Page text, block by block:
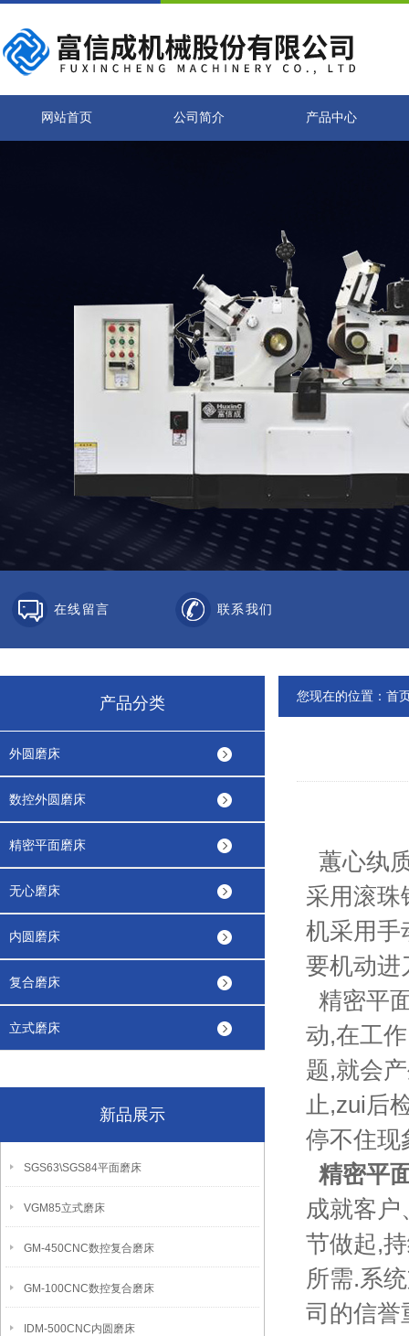
网站首页 公司简介 产品中心
在线留言 联系我们
产品分类
外圆磨床
数控外圆磨床
精密平面磨床
无心磨床
内圆磨床
复合磨床
立式磨床
新品展示
SGS63\SGS84平面磨床
VGM85立式磨床
GM-450CNC数控复合磨床
GM-100CNC数控复合磨床
IDM-500CNC内圆磨床
您现在的位置： 首
蕙心纨
采用滚珠
机采用手
要机动进
精密平
动,在工
题,就会
止,zui后
停不住现
精密平
成就客
节做起,
所需.系
司的信誉